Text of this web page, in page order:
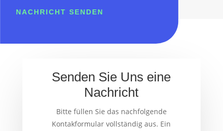
NACHRICHT SENDEN
Senden Sie Uns eine
Nachricht
Bitte füllen Sie das nachfolgende
Kontakformular vollständig aus. Ein